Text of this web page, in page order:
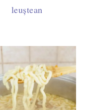
leuștean